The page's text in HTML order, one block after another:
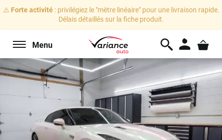
⚠️ Forte activité: privilégiez le "mètre linéaire" pour une livraison rapide.
Délais détaillés sur la fiche produit.
Menu